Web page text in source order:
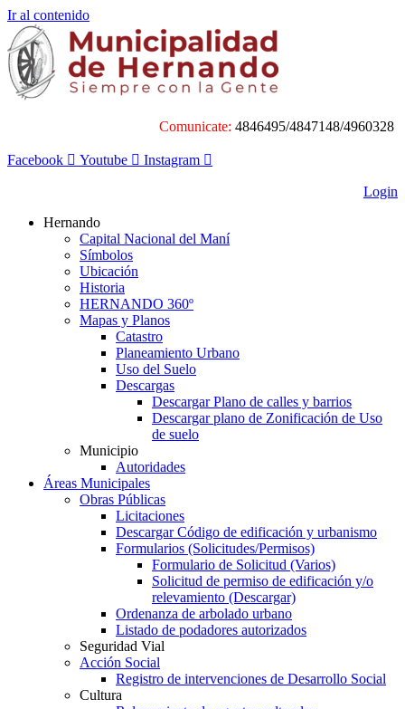
Ir al contenido
Comunicate: 4846495/4847148/4960328
Facebook Youtube Instagram
Login
Hernando
Capital Nacional del Maní
Símbolos
Ubicación
Historia
HERNANDO 360º
Mapas y Planos
Catastro
Planeamiento Urbano
Uso del Suelo
Descargas
Descargar Plano de calles y barrios
Descargar plano de Zonificación de Uso
de suelo
Municipio
Autoridades
Áreas Municipales
Obras Públicas
Licitaciones
Descargar Código de edificación y urbanismo
Formularios (Solicitudes/Permisos)
Formulario de Solicitud (Varios)
Solicitud de permiso de edificación y/o
relevamiento (Descargar)
Ordenanza de arbolado urbano
Listado de podadores autorizados
Seguridad Vial
Acción Social
Registro de intervenciones de Desarrollo Social
Cultura